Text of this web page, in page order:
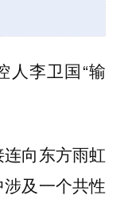
人李卫国“输
向东方雨虹
及一个共性